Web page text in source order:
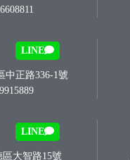
LINE
中正路336-1號
LINE
大智路15號